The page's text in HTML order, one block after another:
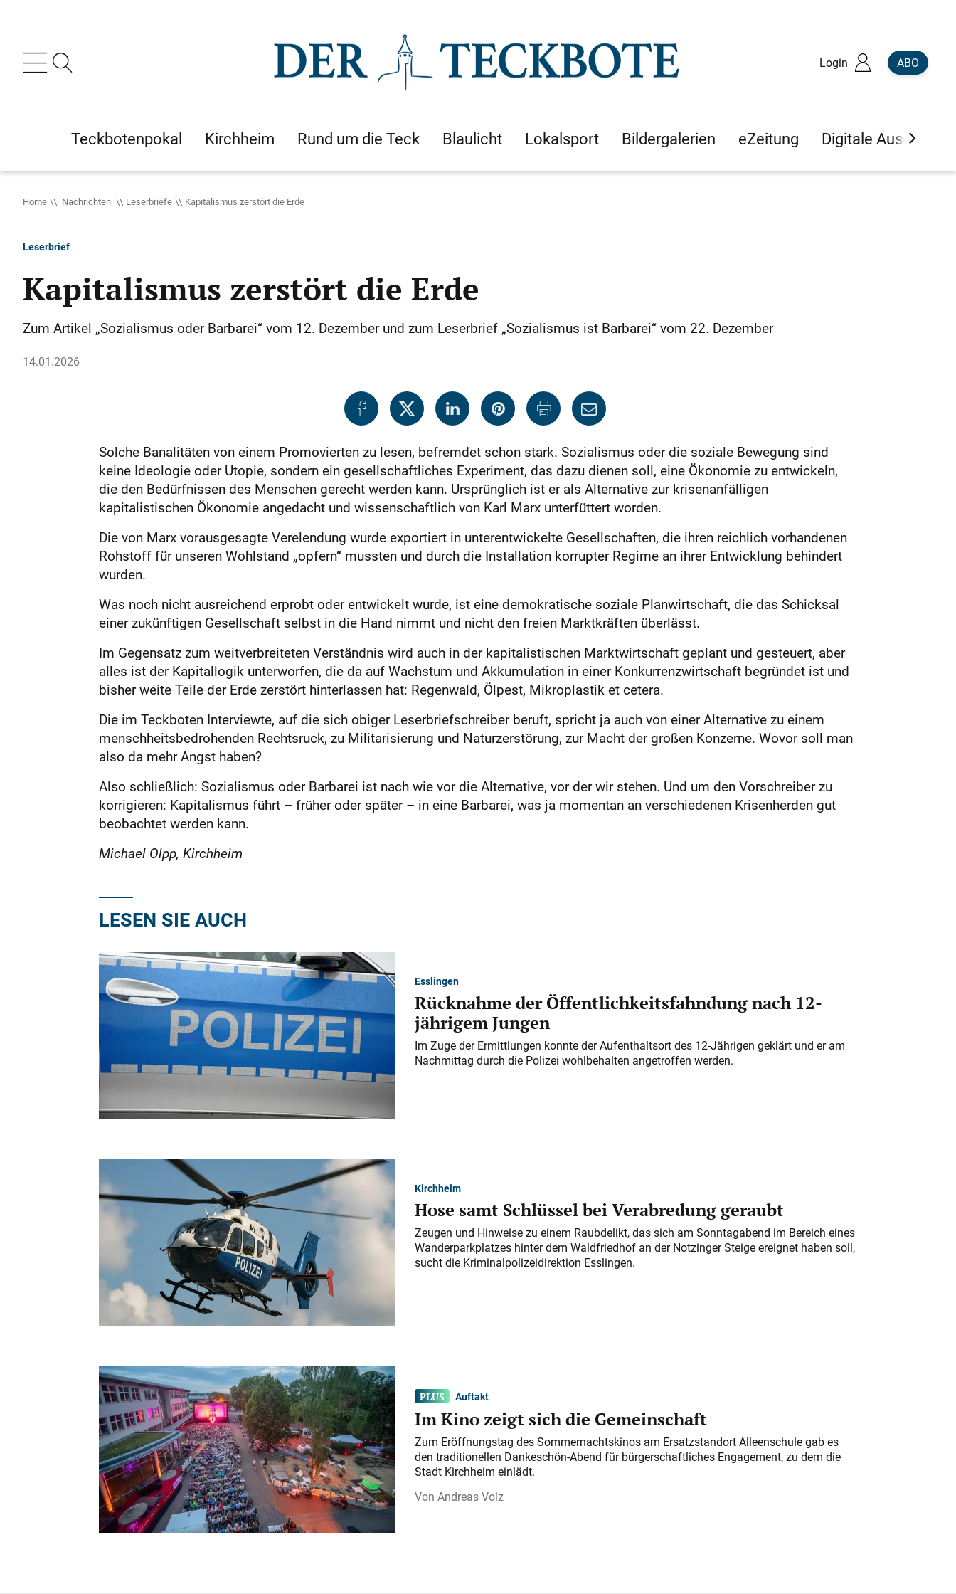
Login ABO
Teckbotenpokal Kirchheim Rund um die Teck Blaulicht Lokalsport Bildergalerien eZeitung Digitale Ausgaben
Home Nachrichten Leserbriefe Kapitalismus zerstört die Erde
Leserbrief
Kapitalismus zerstört die Erde
Zum Artikel „Sozialismus oder Barbarei“ vom 12. Dezember und zum Leserbrief „Sozialismus ist Barbarei“ vom 22. Dezember
14.01.2026
Solche Banalitäten von einem Promovierten zu lesen, befremdet schon stark. Sozialismus oder die soziale Bewegung sind
keine Ideologie oder Utopie, sondern ein gesellschaftliches Experiment, das dazu dienen soll, eine Ökonomie zu entwickeln,
die den Bedürfnissen des Menschen gerecht werden kann. Ursprünglich ist er als Alternative zur krisenanfälligen
kapitalistischen Ökonomie angedacht und wissenschaftlich von Karl Marx unterfüttert worden.
Die von Marx vorausgesagte Verelendung wurde exportiert in unterentwickelte Gesellschaften, die ihren reichlich vorhandenen
Rohstoff für unseren Wohlstand „opfern“ mussten und durch die Installation korrupter Regime an ihrer Entwicklung behindert
wurden.
Was noch nicht ausreichend erprobt oder entwickelt wurde, ist eine demokratische soziale Planwirtschaft, die das Schicksal
einer zukünftigen Gesellschaft selbst in die Hand nimmt und nicht den freien Marktkräften überlässt.
Im Gegensatz zum weitverbreiteten Verständnis wird auch in der kapitalistischen Marktwirtschaft geplant und gesteuert, aber
alles ist der Kapitallogik unterworfen, die da auf Wachstum und Akkumulation in einer Konkurrenzwirtschaft begründet ist und
bisher weite Teile der Erde zerstört hinterlassen hat: Regenwald, Ölpest, Mikroplastik et cetera.
Die im Teckboten Interviewte, auf die sich obiger Leserbriefschreiber beruft, spricht ja auch von einer Alternative zu einem
menschheitsbedrohenden Rechtsruck, zu Militarisierung und Naturzerstörung, zur Macht der großen Konzerne. Wovor soll man
also da mehr Angst haben?
Also schließlich: Sozialismus oder Barbarei ist nach wie vor die Alternative, vor der wir stehen. Und um den Vorschreiber zu
korrigieren: Kapitalismus führt – früher oder später – in eine Barbarei, was ja momentan an verschiedenen Krisenherden gut
beobachtet werden kann.
Michael Olpp, Kirchheim
LESEN SIE AUCH
Esslingen
Rücknahme der Öffentlichkeitsfahndung nach 12-
jährigem Jungen
Im Zuge der Ermittlungen konnte der Aufenthaltsort des 12-Jährigen geklärt und er am
Nachmittag durch die Polizei wohlbehalten angetroffen werden.
Kirchheim
Hose samt Schlüssel bei Verabredung geraubt
Zeugen und Hinweise zu einem Raubdelikt, das sich am Sonntagabend im Bereich eines
Wanderparkplatzes hinter dem Waldfriedhof an der Notzinger Steige ereignet haben soll,
sucht die Kriminalpolizeidirektion Esslingen.
Auftakt
Im Kino zeigt sich die Gemeinschaft
Zum Eröffnungstag des Sommernachtskinos am Ersatzstandort Alleenschule gab es
den traditionellen Dankeschön-Abend für bürgerschaftliches Engagement, zu dem die
Stadt Kirchheim einlädt.
Andreas Volz